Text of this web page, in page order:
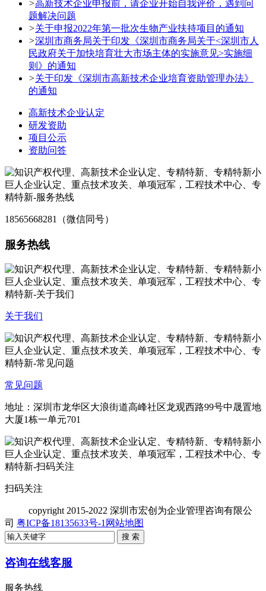
>高新技术企业申报前，请企业开始自我评价，遇到问
题解决问题
>关于申报2022年第一批次生物产业扶持项目的通知
>深圳市商务局关于印发《深圳市商务局关于<深圳市人
民政府关于加快培育壮大市场主体的实施意见>实施细
则》的通知
>关于印发《深圳市高新技术企业培育资助管理办法》
的通知
高新技术企业认定
研发资助
项目公示
资助问答
18565668281（微信同号）
服务热线
关于我们
常见问题
地址：深圳市龙华区大浪街道高峰社区龙观西路99号中晟置地
大厦1栋一单元701
扫码关注
copyright 2015-2022 深圳市宏创为企业管理咨询有限公
司 粤ICP备18135633号-1 网站地图
咨询在线客服
服务热线